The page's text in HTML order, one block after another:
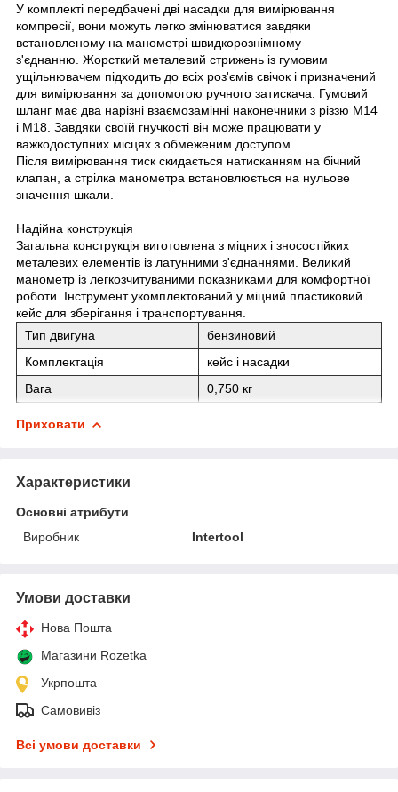
У комплекті передбачені дві насадки для вимірювання
компресії, вони можуть легко змінюватися завдяки
встановленому на манометрі швидкорознімному
з'єднанню. Жорсткий металевий стрижень із гумовим
ущільнювачем підходить до всіх роз'ємів свічок і призначений
для вимірювання за допомогою ручного затискача. Гумовий
шланг має два нарізні взаємозамінні наконечники з різзю М14
і М18. Завдяки своїй гнучкості він може працювати у
важкодоступних місцях з обмеженим доступом.
Після вимірювання тиск скидається натисканням на бічний
клапан, а стрілка манометра встановлюється на нульове
значення шкали.
Надійна конструкція
Загальна конструкція виготовлена з міцних і зносостійких
металевих елементів із латунними з'єднаннями. Великий
манометр із легкозчитуваними показниками для комфортної
роботи. Інструмент укомплектований у міцний пластиковий
кейс для зберігання і транспортування.
Тип двигуна
бензиновий
Комплектація
кейс і насадки
Вага
0,750 кг
Приховати
Характеристики
Основні атрибути
Виробник
Intertool
Умови доставки
Нова Пошта
Магазини Rozetka
Укрпошта
Самовивіз
Всі умови доставки